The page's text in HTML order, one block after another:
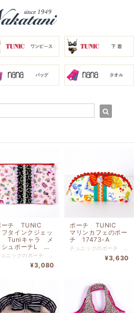
ーチ TUNIC
フタインクジェッ
Tuniキャラ メ
シュポーチL グ
ー 17475-A
¥3,080
ポーチ TUNIC
マリンカフェのポー
チ 17473-A
¥3,630